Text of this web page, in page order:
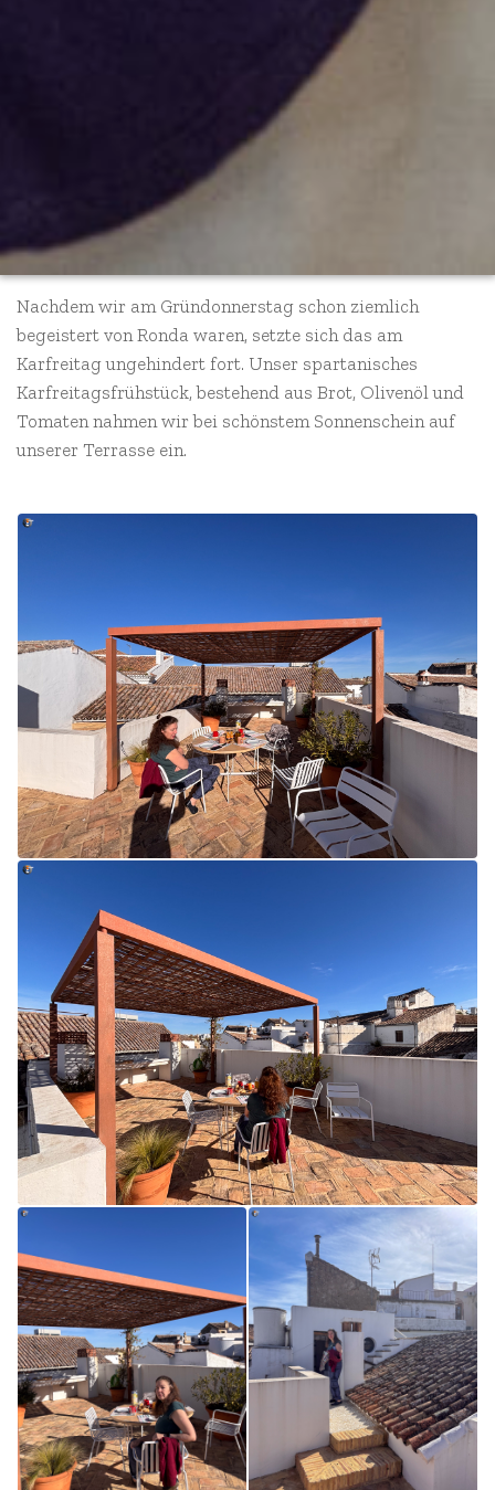
Nachdem wir am Gründonnerstag schon ziemlich
begeistert von Ronda waren, setzte sich das am
Karfreitag ungehindert fort. Unser spartanisches
Karfreitagsfrühstück, bestehend aus Brot, Olivenöl und
Tomaten nahmen wir bei schönstem Sonnenschein auf
unserer Terrasse ein.